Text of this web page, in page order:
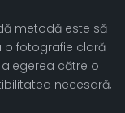
metodă este să
o fotografie clară
către o
necesară,